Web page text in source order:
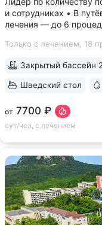
и сотрудниках • В
лечения — до 6
и эндокринолога,
Только с лечением, 18
от 7700 ₽
сут/чел, с лечением
Закрытый бассейн
Шведский стол